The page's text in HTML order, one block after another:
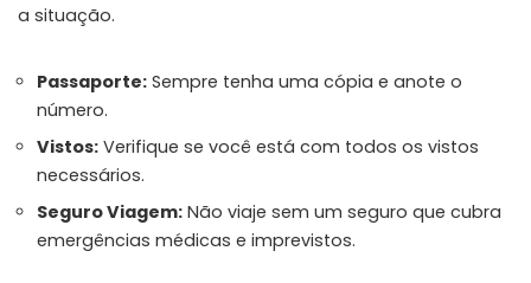
a situação.
Passaporte: Sempre tenha uma cópia e anote o
número.
Vistos: Verifique se você está com todos os vistos
necessários.
Seguro Viagem: Não viaje sem um seguro que cubra
emergências médicas e imprevistos.